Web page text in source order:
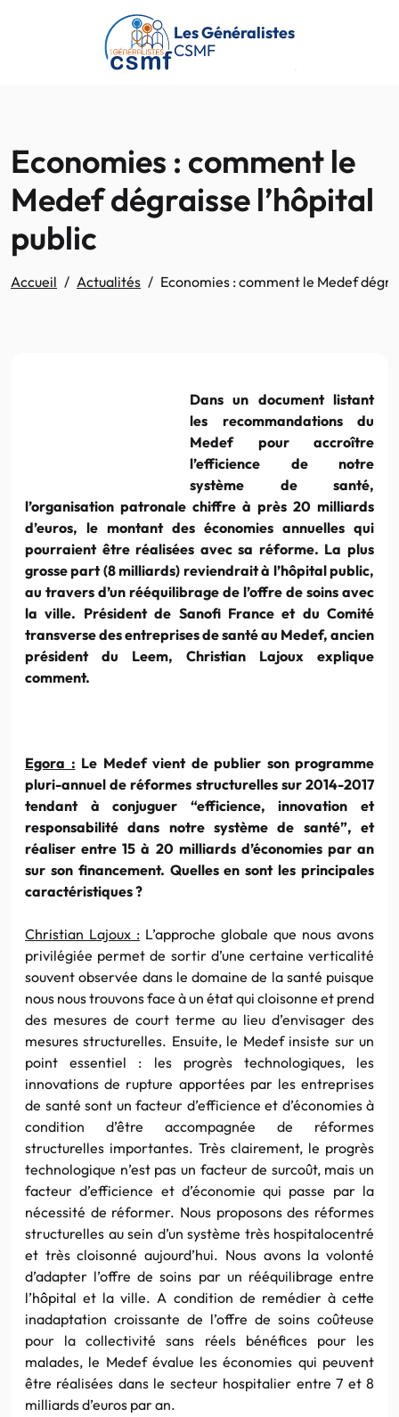
Passer au contenu principal
Les Généralistes
CSMF
Economies : comment le
Medef dégraisse l’hôpital
public
Accueil Actualités Economies : comment le Medef
Dans un document listant
les recommandations du
Medef pour accroître
l’efficience de notre
système de santé,
l’organisation patronale chiffre à près 20 milliards
d’euros, le montant des économies annuelles qui
pourraient être réalisées avec sa réforme. La plus
grosse part (8 milliards) reviendrait à l’hôpital public,
au travers d’un rééquilibrage de l’offre de soins avec
la ville. Président de Sanofi France et du Comité
transverse des entreprises de santé au Medef, ancien
président du Leem, Christian Lajoux explique
comment.
Egora : Le Medef vient de publier son programme
pluri-annuel de réformes structurelles sur 2014-2017
tendant à conjuguer “efficience, innovation et
responsabilité dans notre système de santé”, et
réaliser entre 15 à 20 milliards d’économies par an
sur son financement. Quelles en sont les principales
caractéristiques ?
Christian Lajoux : L’approche globale que nous avons
privilégiée permet de sortir d’une certaine verticalité
souvent observée dans le domaine de la santé puisque
nous nous trouvons face à un état qui cloisonne et prend
des mesures de court terme au lieu d’envisager des
mesures structurelles. Ensuite, le Medef insiste sur un
point essentiel : les progrès technologiques, les
innovations de rupture apportées par les entreprises
de santé sont un facteur d’efficience et d’économies à
condition d’être accompagnée de réformes
structurelles importantes. Très clairement, le progrès
technologique n’est pas un facteur de surcoût, mais un
facteur d’efficience et d’économie qui passe par la
nécessité de réformer. Nous proposons des réformes
structurelles au sein d’un système très hospitalocentré
et très cloisonné aujourd’hui. Nous avons la volonté
d’adapter l’offre de soins par un rééquilibrage entre
l’hôpital et la ville. A condition de remédier à cette
inadaptation croissante de l’offre de soins coûteuse
pour la collectivité sans réels bénéfices pour les
malades, le Medef évalue les économies qui peuvent
être réalisées dans le secteur hospitalier entre 7 et 8
milliards d’euros par an.